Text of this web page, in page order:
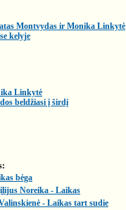
Montvydas ir Monika Linkytė
kelyje
Linkytė
beldžiasi į širdį
bėga
Noreika - Laikas
- Laikas tart sudie